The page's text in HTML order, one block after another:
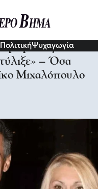
ΠολιτικήΨυχαγωγία
της:
– Όσα
Μιχαλόπουλο